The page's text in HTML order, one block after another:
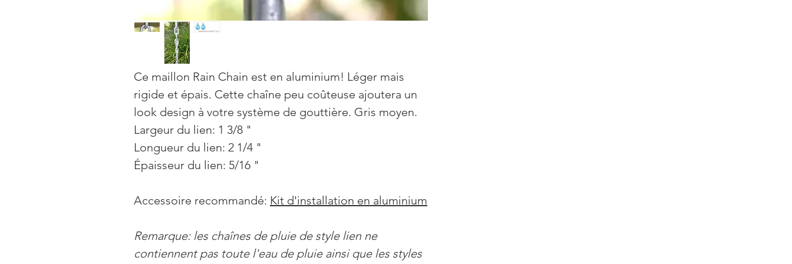
Ce maillon Rain Chain est en aluminium! Léger mais
rigide et épais. Cette chaîne peu coûteuse ajoutera un
look design à votre système de gouttière. Gris moyen.
Largeur du lien: 1 3/8 "
Longueur du lien: 2 1/4 "
Épaisseur du lien: 5/16 "
Accessoire recommandé: Kit d'installation en aluminium
Remarque: les chaînes de pluie de style lien ne
contiennent pas toute l'eau de pluie ainsi que les styles